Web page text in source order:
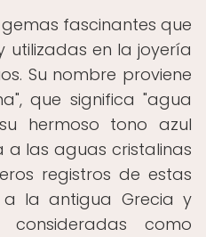
fascinantes que
utilizadas en la joyería
Su nombre proviene
que significa "agua
hermoso tono azul
a las aguas cristalinas
registros de estas
la antigua Grecia y
como